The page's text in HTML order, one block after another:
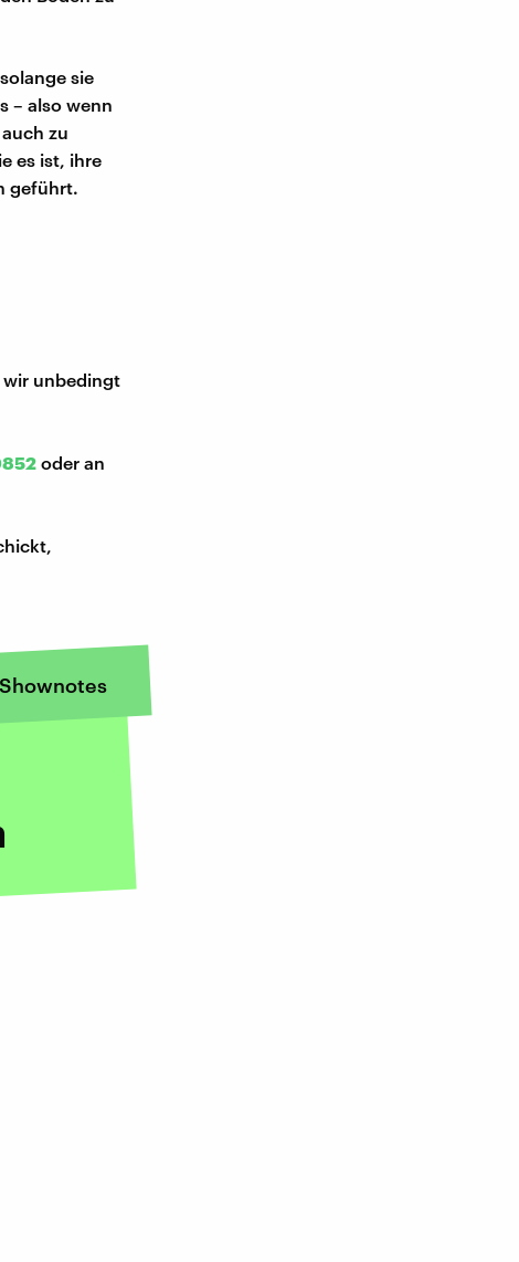
sie
– also wenn
zu
es ist, ihre
geführt.
wir unbedingt
oder an
Shownotes